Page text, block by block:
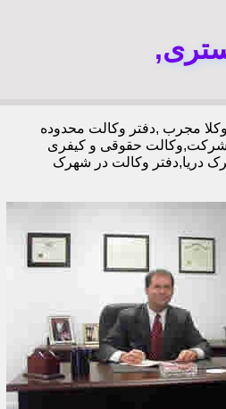
,دفتر وکالت محدوده
حقوقی و کیفری
دریا,دفتر وکالت در شهرک